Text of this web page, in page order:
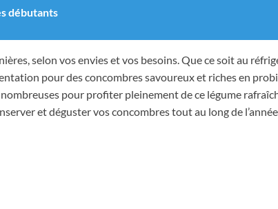
débutants
selon vos envies et vos besoins. Que ce soit au
pour des concombres savoureux et riches en
pour profiter pleinement de ce légume
et déguster vos concombres tout au long de l’année.